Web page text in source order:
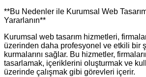
**Bu Nedenler ile Kurumsal Web
Yararlanın**
Kurumsal web tasarım hizmetleri,
üzerinden daha profesyonel ve etkili bir
kurmalarını sağlar. Bu hizmetler,
tasarlamak, içeriklerini oluşturmak ve
üzerinde çalışmak gibi görevleri içerir.